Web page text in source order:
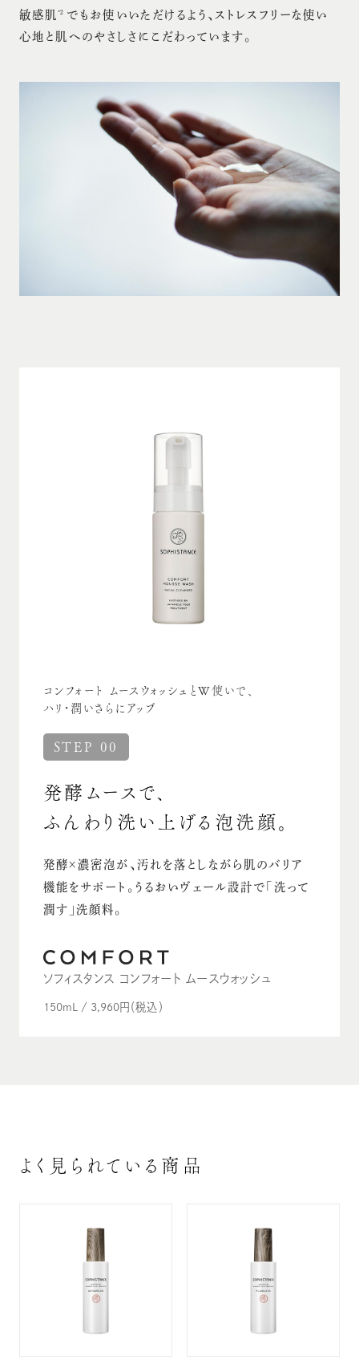
敏感肌*2
でもお使いいただけるよう、ストレスフリーな使い
心地と肌へのやさしさにこだわっています。
コンフォート ムースウォッシュとW使いで、
ハリ・潤いさらにアップ
STEP 00
発酵ムースで、
ふんわり洗い上げる泡洗顔。
発酵×濃密泡が、汚れを落としながら肌のバリア
機能をサポート。 うるおいヴェール設計で「洗って
潤す」洗顔料。
ソフィスタンス コンフォート ムースウォッシュ
150mL / 3,960円（税込）
よく見られている商品